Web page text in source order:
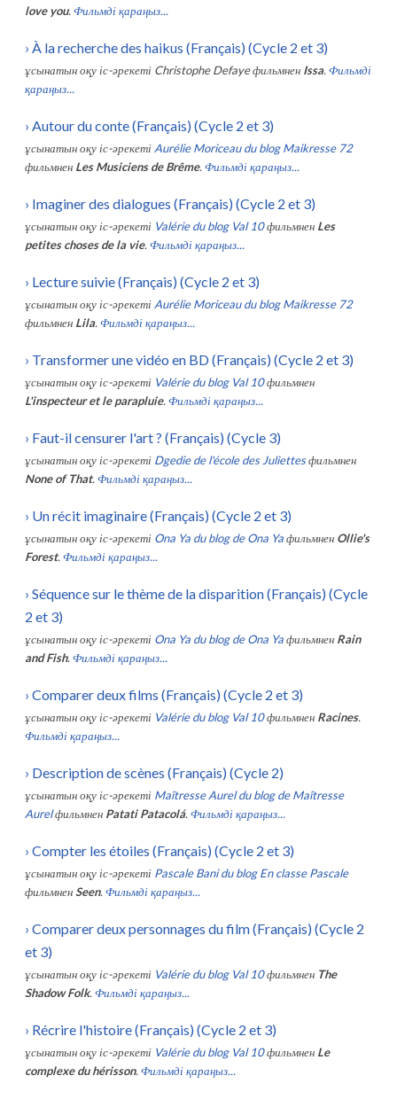
love you. Фильмді қараңыз...
› À la recherche des haikus (Français) (Cycle 2 et 3)
ұсынатын оқу іс-әрекеті Christophe Defayeфильмнен Issa. Фильмді
қараңыз...
› Autour du conte (Français) (Cycle 2 et 3)
ұсынатын оқу іс-әрекеті Aurélie Moriceau du blog Maikresse 72
фильмнен Les Musiciens de Brême. Фильмді қараңыз...
› Imaginer des dialogues (Français) (Cycle 2 et 3)
ұсынатын оқу іс-әрекеті Valérie du blog Val 10фильмнен Les
petites choses de la vie. Фильмді қараңыз...
› Lecture suivie (Français) (Cycle 2 et 3)
ұсынатын оқу іс-әрекеті Aurélie Moriceau du blog Maikresse 72
фильмнен Lila. Фильмді қараңыз...
› Transformer une vidéo en BD (Français) (Cycle 2 et 3)
ұсынатын оқу іс-әрекеті Valérie du blog Val 10фильмнен
L'inspecteur et le parapluie. Фильмді қараңыз...
› Faut-il censurer l'art ? (Français) (Cycle 3)
ұсынатын оқу іс-әрекеті Dgedie de l'école des Juliettesфильмнен
None of That. Фильмді қараңыз...
› Un récit imaginaire (Français) (Cycle 2 et 3)
ұсынатын оқу іс-әрекеті Ona Ya du blog de Ona Yaфильмнен Ollie's
Forest. Фильмді қараңыз...
› Séquence sur le thème de la disparition (Français) (Cycle
2 et 3)
ұсынатын оқу іс-әрекеті Ona Ya du blog de Ona Yaфильмнен Rain
and Fish. Фильмді қараңыз...
› Comparer deux films (Français) (Cycle 2 et 3)
ұсынатын оқу іс-әрекеті Valérie du blog Val 10фильмнен Racines.
Фильмді қараңыз...
› Description de scènes (Français) (Cycle 2)
ұсынатын оқу іс-әрекеті Maîtresse Aurel du blog de Maîtresse
Aurelфильмнен Patati Patacolá. Фильмді қараңыз...
› Compter les étoiles (Français) (Cycle 2 et 3)
ұсынатын оқу іс-әрекеті Pascale Bani du blog En classe Pascale
фильмненSeen. Фильмді қараңыз...
› Comparer deux personnages du film (Français) (Cycle 2
et 3)
ұсынатын оқу іс-әрекеті Valérie du blog Val 10фильмнен The
Shadow Folk. Фильмді қараңыз...
› Récrire l'histoire (Français) (Cycle 2 et 3)
ұсынатын оқу іс-әрекеті Valérie du blog Val 10фильмнен Le
complexe du hérisson. Фильмді қараңыз...